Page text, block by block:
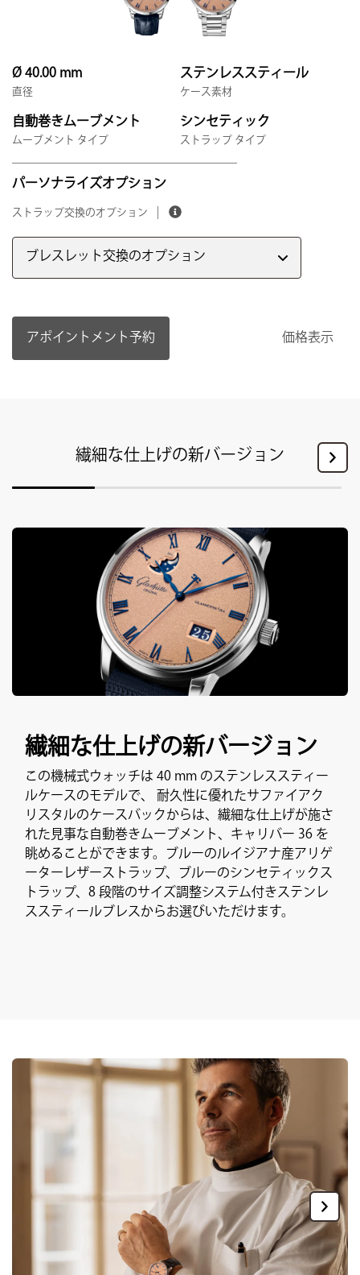
Ø 40.00 mm
直径
ステンレススティール
ケース素材
自動巻きムーブメント
ムーブメント タイプ
シンセティック
ストラップ タイプ
パーソナライズオプション
ストラップ交換のオプション
ブレスレット交換のオプション
アポイントメント予約 価格表示
繊細な仕上げの新バージョン
繊細な仕上げの新バージョン
この機械式ウォッチは 40 mm のステンレススティー
ルケースのモデルで、 耐久性に優れたサファイアク
リスタルのケースバックからは、繊細な仕上げが施さ
れた見事な自動巻きムーブメント、キャリバー 36 を
眺めることができます。ブルーのルイジアナ産アリゲ
ーターレザーストラップ、ブルーのシンセティックス
トラップ、8 段階のサイズ調整システム付きステンレ
ススティールブレスからお選びいただけます。